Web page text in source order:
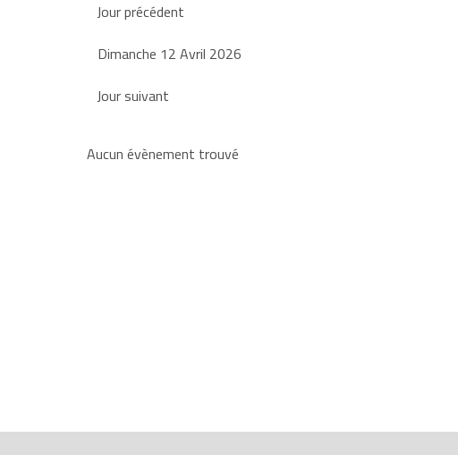
Jour précédent
Dimanche 12 Avril 2026
Jour suivant
Aucun évènement trouvé